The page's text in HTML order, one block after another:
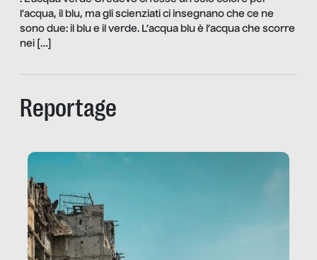
l’acqua, il blu, ma gli scienziati ci insegnano che ce ne
sono due: il blu e il verde. L’acqua blu è l’acqua che scorre
nei […]
Reportage